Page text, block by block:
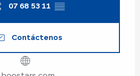
07 68 53 11 ▒▒
Contáctenos